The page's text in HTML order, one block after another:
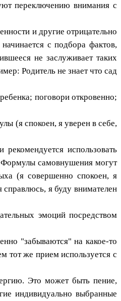
переключению внимания с
и другие отрицательно
с подбора фактов,
не заслуживает таких
Родитель не знает что сад
поговори откровенно;
(я спокоен, я уверен в себе,
использовать
Формулы самовнушения могут
(я совершенно спокоен, я
я буду внимателен
эмоций посредством
"забываются" на какое-то
тот же прием используется с
Это может быть пение,
индивидуально выбранные